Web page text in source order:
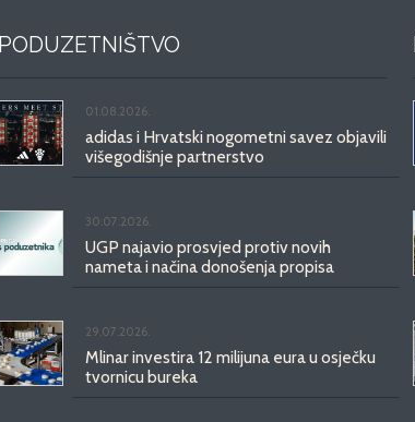
PODUZETNIŠTVO
01.08.2026.
adidas i Hrvatski nogometni savez objavili
višegodišnje partnerstvo
30.07.2026.
UGP najavio prosvjed protiv novih
nameta i načina donošenja propisa
29.07.2026.
Mlinar investira 12 milijuna eura u osječku
tvornicu bureka